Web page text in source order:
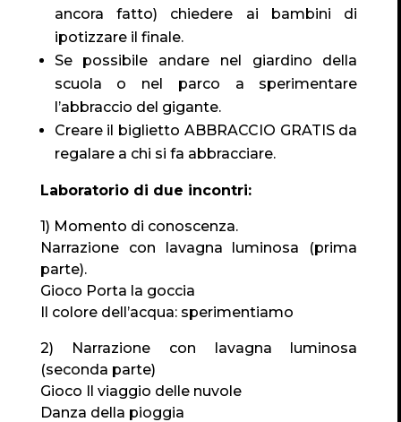
ancora fatto) chiedere ai bambini di
ipotizzare il finale.
Se possibile andare nel giardino della
scuola o nel parco a sperimentare
l’abbraccio del gigante.
Creare il biglietto ABBRACCIO GRATIS da
regalare a chi si fa abbracciare.
Laboratorio di due incontri:
1) Momento di conoscenza.
Narrazione con lavagna luminosa (prima
parte).
Gioco Porta la goccia
Il colore dell’acqua: sperimentiamo
2) Narrazione con lavagna luminosa
(seconda parte)
Gioco Il viaggio delle nuvole
Danza della pioggia